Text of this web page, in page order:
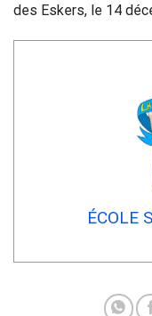
des Eskers, le 14
ÉCOLE